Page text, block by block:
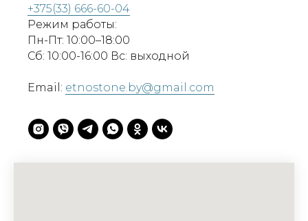
+375(33) 666-60-04
Режим работы:
Пн-Пт: 10:00–18:00
Сб: 10:00-16:00 Вс: выходной
Email: etnostone.by@gmail.com